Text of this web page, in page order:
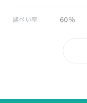
建ぺい率 60％